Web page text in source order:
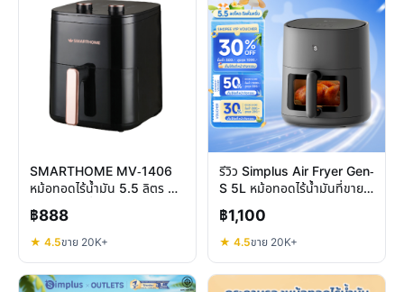
SMARTHOME MV-1406
หม้อทอดไร้น้ำมัน 5.5 ลิตร คุ้ม
ไหมในราคาต่ำกว่าพัน
฿888
★ 4.5ขาย 20K+
รีวิว Simplus Air Fryer Gen-
S 5L หม้อทอดไร้น้ำมันที่ขายดี
กว่า 20,000 ชิ้น
฿1,100
★ 4.5ขาย 20K+